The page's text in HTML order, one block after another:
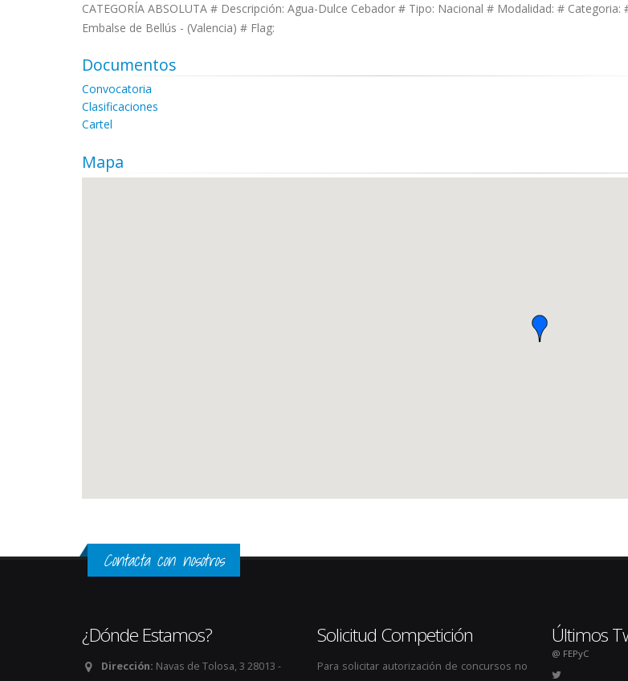
CATEGORÍA ABSOLUTA # Descripción: Agua-Dulce Cebador # Tipo: Nacional # Modalidad: # Categoria:
Embalse de Bellús - (Valencia) # Flag:
Documentos
Convocatoria
Clasificaciones
Cartel
Mapa
Contacta con nosotros
¿Dónde Estamos?
Dirección: Navas de Tolosa, 3 28013 -
Solicitud Competición
Para solicitar autorización de concursos no
Últimos
@ FEPyC